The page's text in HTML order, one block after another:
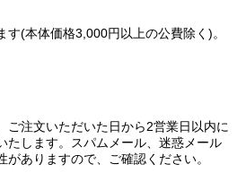
す(本体価格3,000円以上の公費除く)。
ご注文いただいた日から2営業日以内に
たします。スパムメール、迷惑メール
がありますので、ご確認ください。